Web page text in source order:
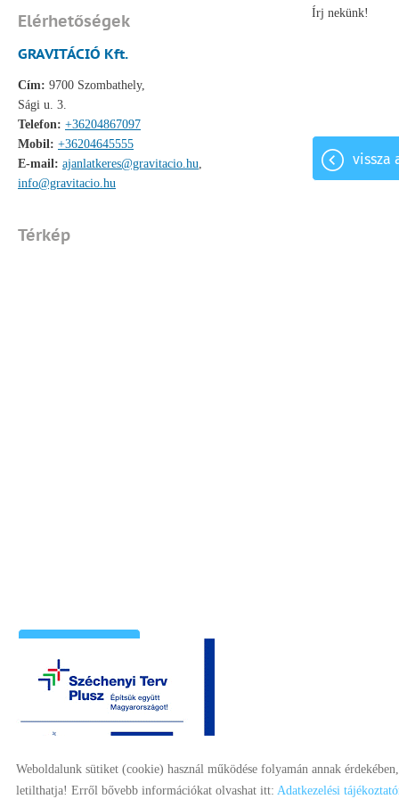
Elérhetőségek
GRAVITÁCIÓ Kft.
Cím: 9700 Szombathely,
Sági u. 3.
Telefon: +36204867097
Mobil: +36204645555
E-mail: ajanlatkeres@gravitacio.hu,
info@gravitacio.hu
Térkép
Írj nekünk!
vissza
© 2026 - Minden jog fenntartva
Weboldalunk sütiket (cookie) használ működése folyamán annak
letilthatja! Erről bővebb információkat olvashat itt: Adatkezelési